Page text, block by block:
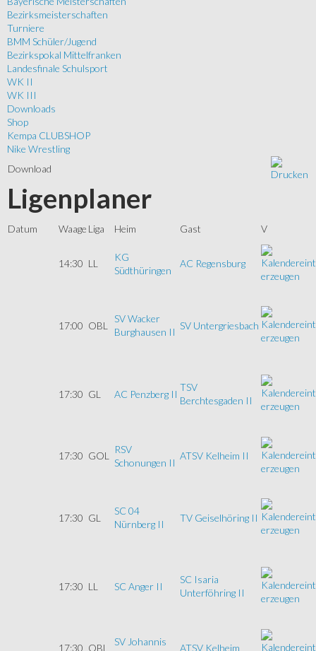
Bezirksmeisterschaften
Turniere
BMM Schüler/Jugend
Bezirkspokal Mittelfranken
Landesfinale Schulsport
WK II
WK III
Downloads
Shop
Kempa CLUBSHOP
Nike Wrestling
Download
Ligenplaner
Datum Waage Liga Heim Gast V
14:30 LL
KG
Südthüringen
AC Regensburg
17:00 OBL
SV Wacker
Burghausen II
SV Untergriesbach
17:30 GL AC Penzberg II
TSV
Berchtesgaden II
17:30 GOL
RSV
Schonungen II
ATSV Kelheim II
17:30 GL
SC 04
Nürnberg II
TV Geiselhöring II
17:30 LL SC Anger II
SC Isaria
Unterföhring II
17:30 OBL
SV Johannis
ATSV Kelheim